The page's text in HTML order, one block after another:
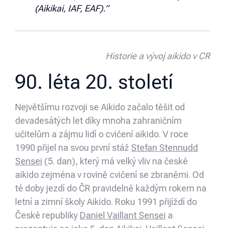
(Aikikai, IAF, EAF).”
Historie a vývoj aikido v CR
90. léta 20. století
Největšímu rozvoji se Aikido začalo těšit od
devadesátých let díky mnoha zahraničním
učitelům a zájmu lidí o cvičení aikido. V roce
1990 přijel na svou první stáž Stefan Stennudd
Sensei (5. dan), který má velký vliv na české
aikido zejména v rovině cvičení se zbraněmi. Od
té doby jezdí do ČR pravidelně každým rokem na
letní a zimní školy Aikido. Roku 1991 přijíždí do
České republiky Daniel Vaillant Sensei a